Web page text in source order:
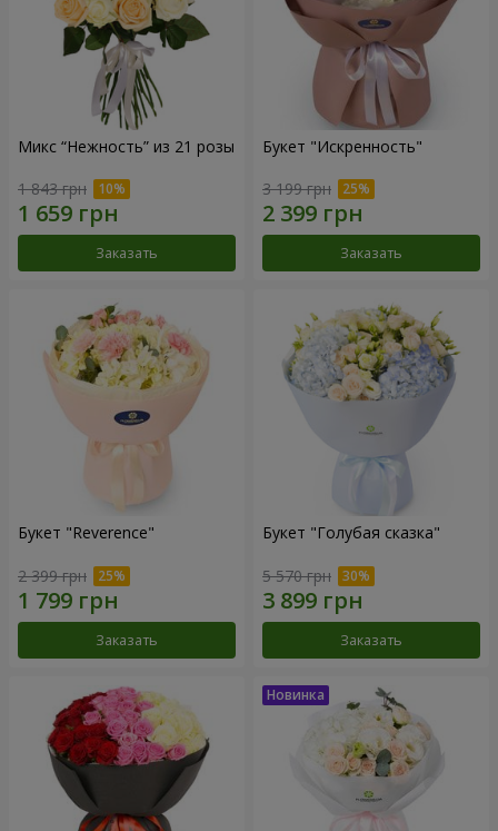
Микс “Нежность” из 21 розы
1 843 грн
Заказать
Букет "Искренность"
3 199 грн
Заказать
Букет "Reverence"
2 399 грн
Заказать
Букет "Голубая сказка"
5 570 грн
Заказать